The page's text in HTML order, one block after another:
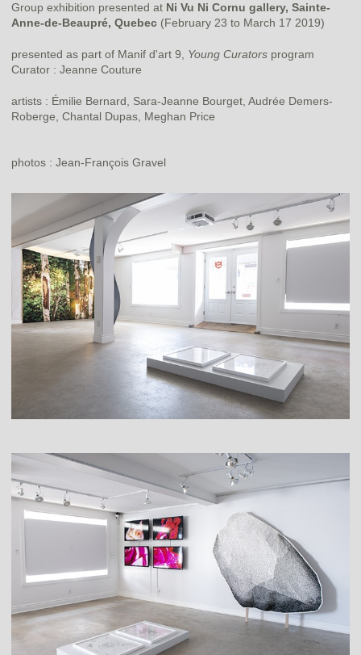
Group exhibition presented at Ni Vu Ni Cornu gallery, Sainte-
Anne-de-Beaupré, Quebec (February 23 to March 17 2019)
presented as part of Manif d'art 9, Young Curators program
Curator : Jeanne Couture
artists : Émilie Bernard, Sara-Jeanne Bourget, Audrée Demers-
Roberge, Chantal Dupas, Meghan Price
photos : Jean-François Gravel